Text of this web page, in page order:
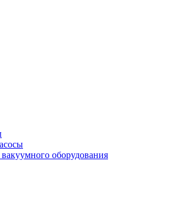
оборудования